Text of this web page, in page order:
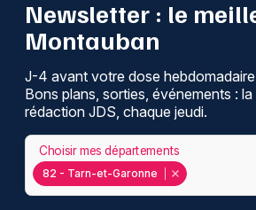
Newsletter : le
Montauban
J-4 avant votre dose
Bons plans, sorties, événements :
rédaction JDS, chaque jeudi.
82 - Tarn-et-Garonne
Choisir mes départements